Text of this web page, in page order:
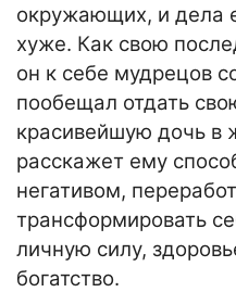
окружающих, и дела
хуже. Как свою
он к себе мудрецов
пообещал отдать
красивейшую дочь в
расскажет ему
негативом,
трансформировать
личную силу,
богатство.